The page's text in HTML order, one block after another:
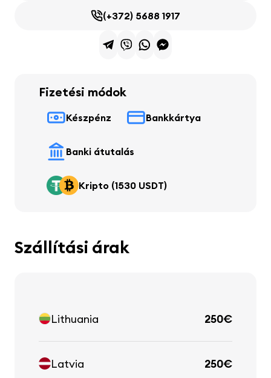
(+372) 5688 1917
Fizetési módok
Készpénz Bankkártya
Banki átutalás
Kripto (1530 USDT)
Szállítási árak
Lithuania 250€
Latvia 250€